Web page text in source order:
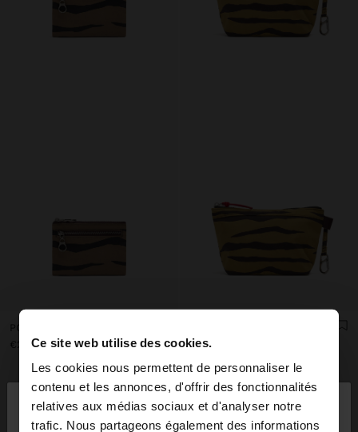
Ce site web utilise des cookies.
Les cookies nous permettent de personnaliser le
contenu et les annonces, d'offrir des fonctionnalités
relatives aux médias sociaux et d'analyser notre
trafic. Nous partageons également des informations
bonjour ×
€22.99
€22.99